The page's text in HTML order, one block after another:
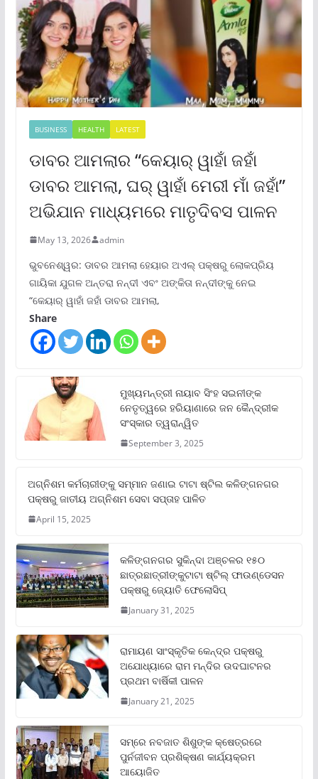
BUSINESS HEALTH LATEST
ଡାବର ଆମଲାର “କେୟାର୍ ୱାହାଁ ଜହାଁ
ଡାବର ଆମଲା, ଘର୍ ୱାହାଁ ମେରୀ ମାଁ ଜହାଁ”
ଅଭିଯାନ ମାଧ୍ୟମରେ ମାତୃଦିବସ ପାଳନ
May 13, 2026 admin
ଭୁବନେଶ୍ୱର: ଡାବର ଆମଲା ହେୟାର ଅଏଲ୍ ପକ୍ଷରୁ ଲୋକପ୍ରିୟ
ଗାୟିକା ଯୁଗଳ ଅନ୍ତରା ନନ୍ଦୀ ଏବଂ ଅଙ୍କିତା ନନ୍ଦୀଙ୍କୁ ନେଇ
“କେୟାର୍ ୱାହାଁ ଜହାଁ ଡାବର ଆମଲା,
Share
ମୁଖ୍ୟମନ୍ତ୍ରୀ ନାୟାବ ସିଂହ ସଇନୀଙ୍କ
ନେତୃତ୍ୱରେ ହରିୟାଣାରେ ଜନ କୈନ୍ଦ୍ରୀକ
ସଂସ୍କାର ତ୍ୱରାନ୍ୱିତ
September 3, 2025
ଅଗ୍ନିଶମ କର୍ମଚାରୀଙ୍କୁ ସମ୍ମାନ ଜଣାଇ ଟାଟା ଷ୍ଟିଲ କଳିଙ୍ଗନଗର
ପକ୍ଷରୁ ଜାତୀୟ ଅଗ୍ନିଶମ ସେବା ସପ୍ତାହ ପାଳିତ
April 15, 2025
କଳିଙ୍ଗନଗର ସୁକିନ୍ଦା ଅଞ୍ଚଳର ୧୫୦
ଛାତ୍ରଛାତ୍ରୀଙ୍କୁଟାଟା ଷ୍ଟିଲ୍ ଫାଉଣ୍ଡେସନ
ପକ୍ଷରୁ ଜ୍ୟୋତି ଫେଲୋସିପ୍‌
January 31, 2025
ରାମାୟଣ ସାଂସ୍କୃତିକ କେନ୍ଦ୍ର ପକ୍ଷରୁ
ଅଯୋଧ୍ୟାରେ ରାମ ମନ୍ଦିର ଉଦଘାଟନର
ପ୍ରଥମ ବାର୍ଷିକୀ ପାଳନ
January 21, 2025
ସମ୍‌ରେ ନବଜାତ ଶିଶୁଙ୍କ କ୍ଷେତ୍ରରେ
ପୁର୍ନଜୀବନ ପ୍ରଶିକ୍ଷଣ କାର୍ଯ୍ୟକ୍ରମ
ଆୟୋଜିତ